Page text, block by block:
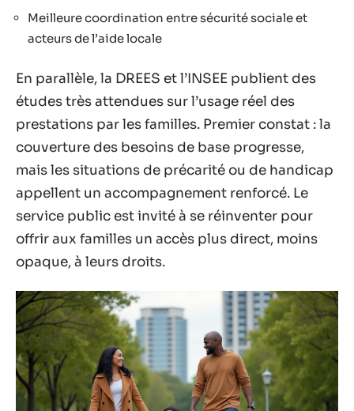
Meilleure coordination entre sécurité sociale et
acteurs de l’aide locale
En parallèle, la DREES et l’INSEE publient des
études très attendues sur l’usage réel des
prestations par les familles. Premier constat : la
couverture des besoins de base progresse,
mais les situations de précarité ou de handicap
appellent un accompagnement renforcé. Le
service public est invité à se réinventer pour
offrir aux familles un accès plus direct, moins
opaque, à leurs droits.